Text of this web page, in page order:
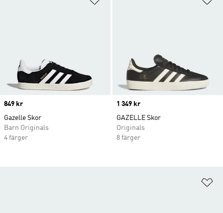
Price
849 kr
Gazelle Skor
Barn Originals
4 färger
Price
1 349 kr
GAZELLE Skor
Originals
8 färger